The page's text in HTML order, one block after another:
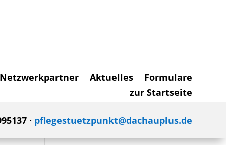
Netzwerkpartner Aktuelles
Formulare
zur Startseite
· pflegestuetzpunkt@dachauplus.de